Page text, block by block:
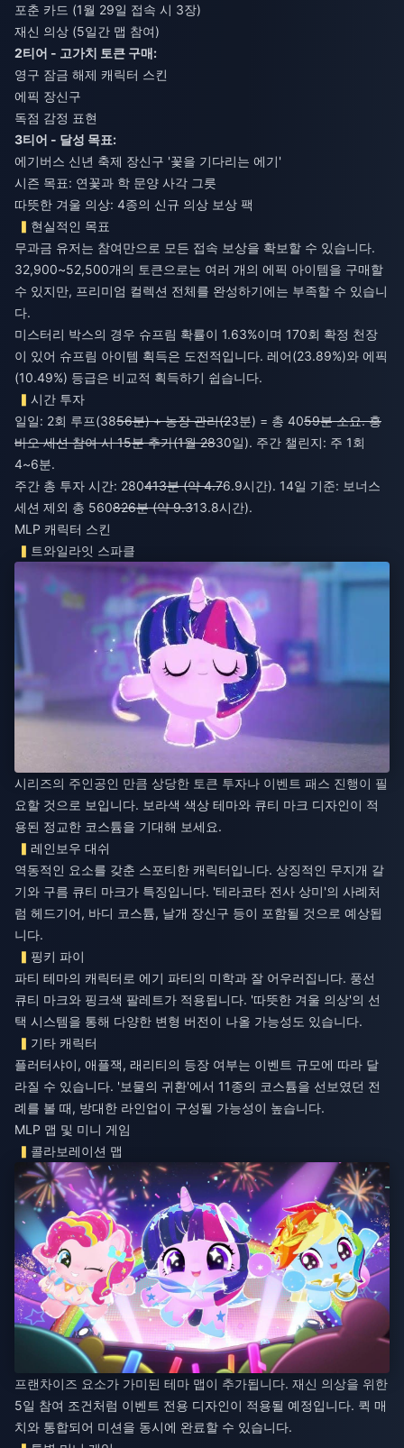
포춘 카드 (1월 29일 접속 시 3장)
재신 의상 (5일간 맵 참여)
2티어 - 고가치 토큰 구매:
영구 잠금 해제 캐릭터 스킨
에픽 장신구
독점 감정 표현
3티어 - 달성 목표:
에기버스 신년 축제 장신구 '꽃을 기다리는 에기'
시즌 목표: 연꽃과 학 문양 사각 그릇
따뜻한 겨울 의상: 4종의 신규 의상 보상 팩
현실적인 목표
무과금 유저는 참여만으로 모든 접속 보상을 확보할 수 있습니다.
32,900~52,500개의 토큰으로는 여러 개의 에픽 아이템을 구매할
수 있지만, 프리미엄 컬렉션 전체를 완성하기에는 부족할 수 있습니
다.
미스터리 박스의 경우 슈프림 확률이 1.63%이며 170회 확정 천장
이 있어 슈프림 아이템 획득은 도전적입니다. 레어(23.89%)와 에픽
(10.49%) 등급은 비교적 획득하기 쉽습니다.
시간 투자
일일: 2회 루프(3856분) + 농장 관리(23분) = 총 4059분 소요. 홍
바오 세션 참여 시 15분 추가(1월 2830일). 주간 챌린지: 주 1회
4~6분.
주간 총 투자 시간: 280413분 (약 4.76.9시간). 14일 기준: 보너스
세션 제외 총 560826분 (약 9.313.8시간).
MLP 캐릭터 스킨
트와일라잇 스파클
시리즈의 주인공인 만큼 상당한 토큰 투자나 이벤트 패스 진행이 필
요할 것으로 보입니다. 보라색 색상 테마와 큐티 마크 디자인이 적
용된 정교한 코스튬을 기대해 보세요.
레인보우 대쉬
역동적인 요소를 갖춘 스포티한 캐릭터입니다. 상징적인 무지개 갈
기와 구름 큐티 마크가 특징입니다. '테라코타 전사 상미'의 사례처
럼 헤드기어, 바디 코스튬, 날개 장신구 등이 포함될 것으로 예상됩
니다.
핑키 파이
파티 테마의 캐릭터로 에기 파티의 미학과 잘 어우러집니다. 풍선
큐티 마크와 핑크색 팔레트가 적용됩니다. '따뜻한 겨울 의상'의 선
택 시스템을 통해 다양한 변형 버전이 나올 가능성도 있습니다.
기타 캐릭터
플러터샤이, 애플잭, 래리티의 등장 여부는 이벤트 규모에 따라 달
라질 수 있습니다. '보물의 귀환'에서 11종의 코스튬을 선보였던 전
례를 볼 때, 방대한 라인업이 구성될 가능성이 높습니다.
MLP 맵 및 미니 게임
콜라보레이션 맵
프랜차이즈 요소가 가미된 테마 맵이 추가됩니다. 재신 의상을 위한
5일 참여 조건처럼 이벤트 전용 디자인이 적용될 예정입니다. 퀵 매
치와 통합되어 미션을 동시에 완료할 수 있습니다.